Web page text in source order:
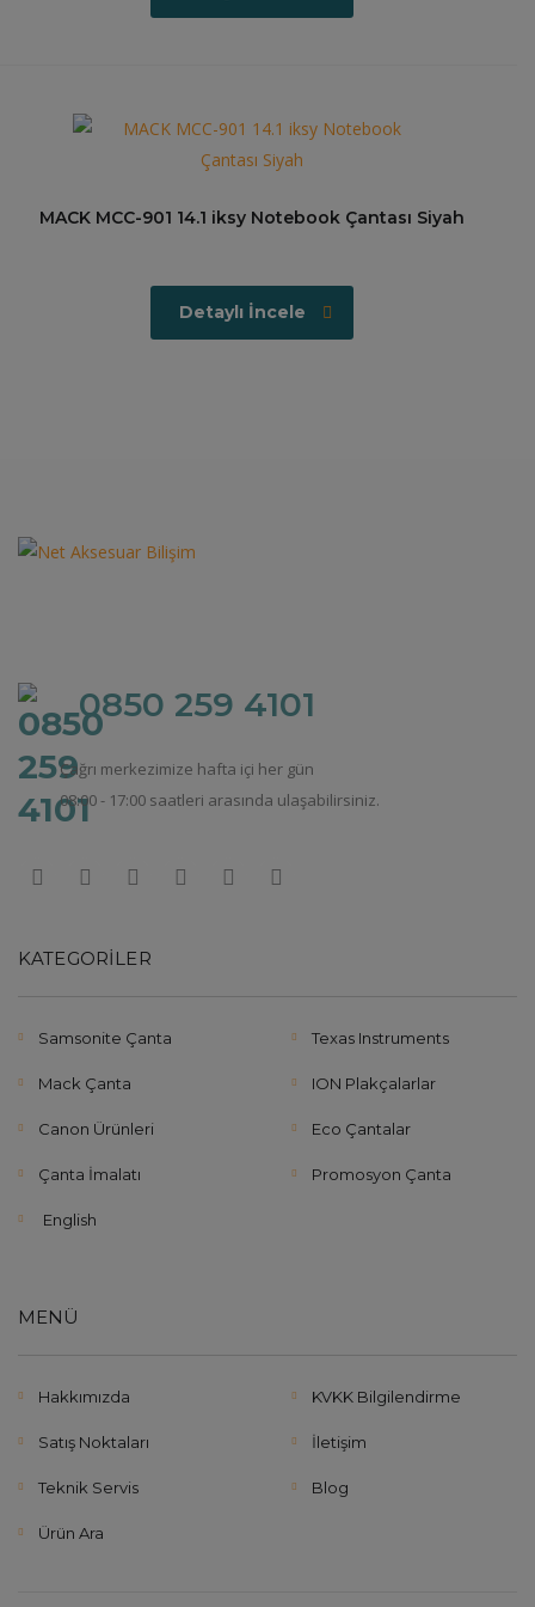
MACK MCC-901 14.1 iksy Notebook Çantası Siyah
Detaylı İncele
0850 259 4101
Çağrı merkezimize hafta içi her gün
08:00 - 17:00 saatleri arasında ulaşabilirsiniz.
KATEGORILER
Samsonite Çanta Texas Instruments
Mack Çanta ION Plakçalarlar
Canon Ürünleri Eco Çantalar
Çanta İmalatı Promosyon Çanta
English
MENÜ
Hakkımızda KVKK Bilgilendirme
Satış Noktaları İletişim
Teknik Servis Blog
Ürün Ara